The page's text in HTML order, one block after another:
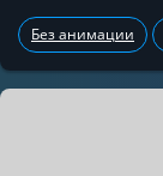
Без анимации